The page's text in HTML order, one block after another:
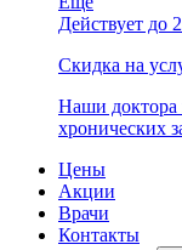
Действует до
Скидка на
Наши доктора
хронических
Цены
Акции
Врачи
Контакты